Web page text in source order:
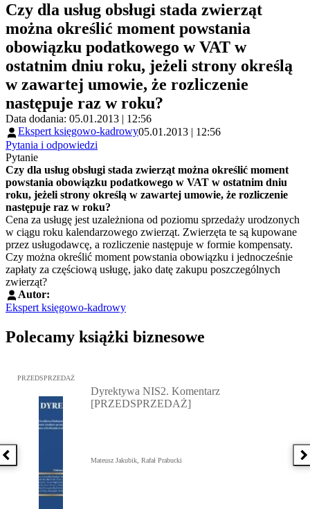
Czy dla usług obsługi stada zwierząt
można określić moment powstania
obowiązku podatkowego w VAT w
ostatnim dniu roku, jeżeli strony określą
w zawartej umowie, że rozliczenie
następuje raz w roku?
Data dodania: 05.01.2013 | 12:56
Ekspert księgowo-kadrowy05.01.2013 | 12:56
Pytania i odpowiedzi
Pytanie
Czy dla usług obsługi stada zwierząt można określić moment
powstania obowiązku podatkowego w VAT w ostatnim dniu
roku, jeżeli strony określą w zawartej umowie, że rozliczenie
następuje raz w roku?
Cena za usługę jest uzależniona od poziomu sprzedaży urodzonych
w ciągu roku kalendarzowego zwierząt. Zwierzęta te są kupowane
przez usługodawcę, a rozliczenie następuje w formie kompensaty.
Czy można określić moment powstania obowiązku i jednocześnie
zapłaty za częściową usługę, jako datę zakupu poszczególnych
zwierząt?
Autor:
Ekspert księgowo-kadrowy
Polecamy książki biznesowe
Poprzednia książka
Przejdź do: Dyrektywa NIS2. Komentarz [PRZEDSPRZEDAŻ],
PRZEDSPRZEDAŻ
Dyrektywa NIS2. Komentarz
[PRZEDSPRZEDAŻ]
Mateusz Jakubik, Rafał Prabucki